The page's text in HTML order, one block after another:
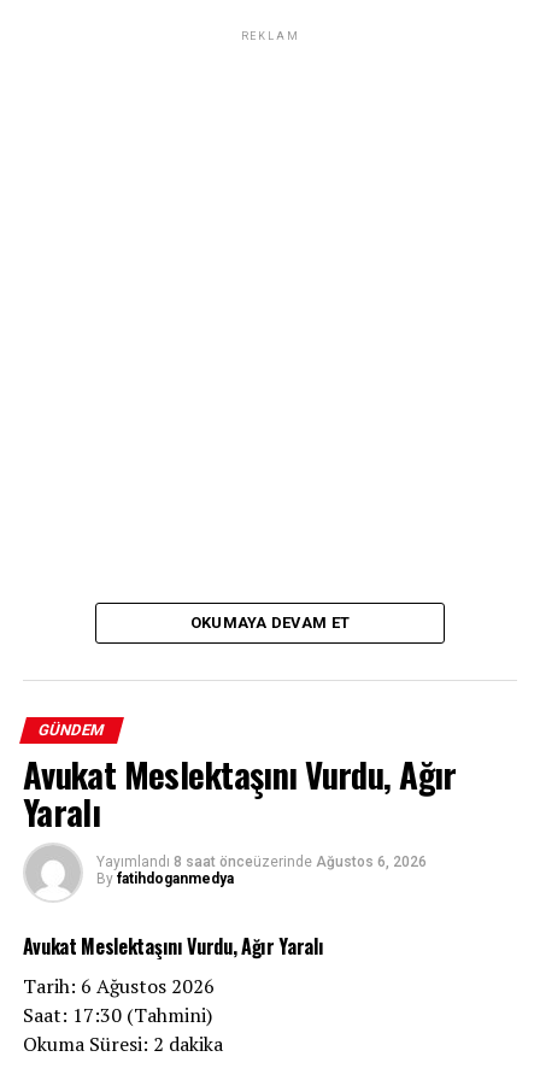
REKLAM
OKUMAYA DEVAM ET
GÜNDEM
Avukat Meslektaşını Vurdu, Ağır
Yaralı
Yayımlandı 8 saat önceüzerinde Ağustos 6, 2026
By fatihdoganmedya
Avukat Meslektaşını Vurdu, Ağır Yaralı
Tarih: 6 Ağustos 2026
Saat: 17:30 (Tahmini)
Okuma Süresi: 2 dakika